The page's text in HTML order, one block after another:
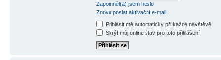
Zapomněl(a) jsem heslo
Znovu poslat aktivační e-mail
Přihlásit mě automaticky při každé návštěvě
Skrýt můj online stav pro toto přihlášení